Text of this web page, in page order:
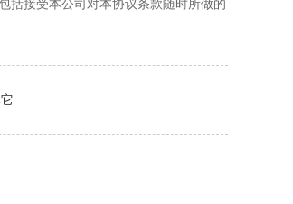
括接受本公司对本协议条款随时所做的